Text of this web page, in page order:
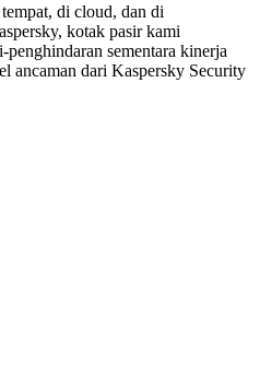
di cloud, dan di
kotak pasir kami
sementara kinerja
ancaman dari Kaspersky Security